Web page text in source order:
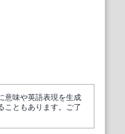
意味や英語表現を生成
こともあります。ご了